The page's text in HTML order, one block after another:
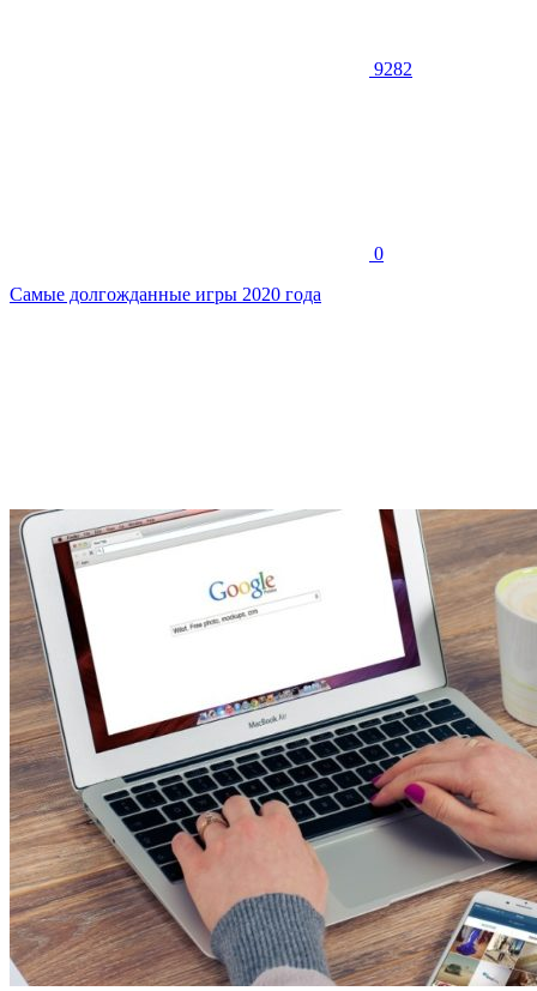
9282
0
Самые долгожданные игры 2020 года